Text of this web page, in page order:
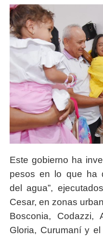
Este gobierno ha
pesos en lo que ha
del agua”,
Cesar, en zonas
Bosconia, Codazzi,
Gloria, Curumaní y